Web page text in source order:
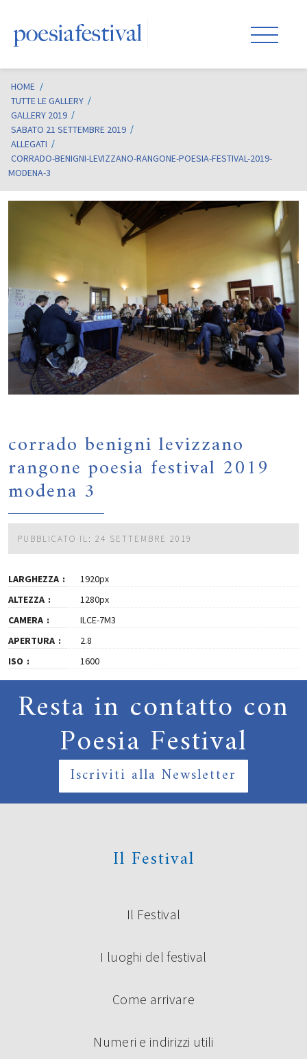
HOME /
TUTTE LE GALLERY
GALLERY 2019
SABATO 21 SETTEMBRE 2019
ALLEGATI
CORRADO-BENIGNI-LEVIZZANO-RANGONE-POESIA-FESTIVAL-2019-
MODENA-3
corrado benigni levizzano
rangone poesia festival 2019
modena 3
PUBBLICATO IL: 24 SETTEMBRE 2019
LARGHEZZA
1920px
ALTEZZA
1280px
CAMERA
ILCE-7M3
APERTURA
2.8
ISO
1600
Resta in contatto con
Poesia Festival
Iscriviti alla Newsletter
Il Festival
Il Festival
I luoghi del festival
Come arrivare
Numeri e indirizzi utili